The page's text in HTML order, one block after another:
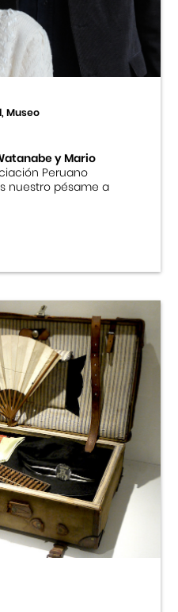
Japonés
Japonesa
Museo
y Mario
Peruano
nuestro pésame a